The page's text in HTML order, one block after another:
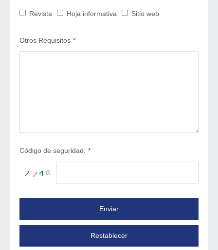
Revista Hoja informativa Sitio web
Otros Requisitos *
Código de seguridad: *
Enviar
Restablecer